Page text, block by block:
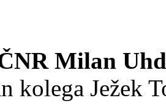
Milan
kolega Ježek